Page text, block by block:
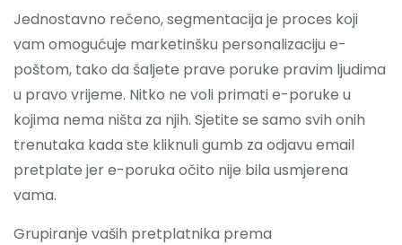
Jednostavno rečeno, segmentacija je proces koji
vam omogućuje marketinšku personalizaciju e-
poštom, tako da šaljete prave poruke pravim ljudima
u pravo vrijeme. Nitko ne voli primati e-poruke u
kojima nema ništa za njih. Sjetite se samo svih onih
trenutaka kada ste kliknuli gumb za odjavu email
pretplate jer e-poruka očito nije bila usmjerena
vama.
Grupiranje vaših pretplatnika prema